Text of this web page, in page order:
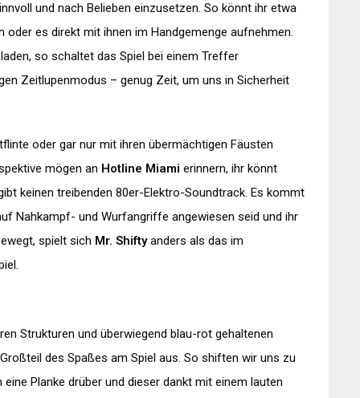
und nach Belieben einzusetzen. So könnt ihr etwa
es direkt mit ihnen im Handgemenge aufnehmen.
so schaltet das Spiel bei einem Treffer
Zeitlupenmodus – genug Zeit, um uns in Sicherheit
oder gar nur mit ihren übermächtigen Fäusten
mögen an Hotline Miami erinnern, ihr könnt
keinen treibenden 80er-Elektro-Soundtrack. Es kommt
Nahkampf- und Wurfangriffe angewiesen seid und ihr
spielt sich Mr. Shiftyanders als das im
Strukturen und überwiegend blau-rot gehaltenen
des Spaßes am Spiel aus. So shiften wir uns zu
Planke drüber und dieser dankt mit einem lauten